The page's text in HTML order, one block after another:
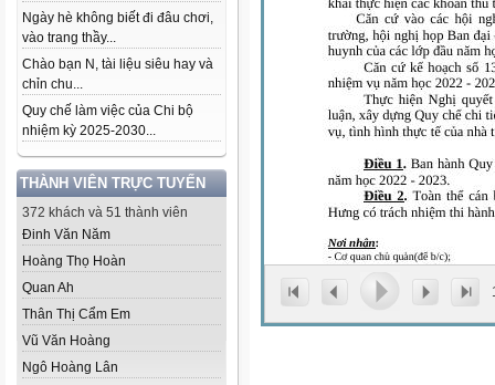
Ngày hè không biết đi đâu chơi,
vào trang thầy...
Chào bạn N, tài liệu siêu hay và
chỉn chu...
Quy chế làm việc của Chi bộ
nhiệm kỳ 2025-2030...
THÀNH VIÊN TRỰC TUYẾN
372 khách và 51 thành viên
Đinh Văn Năm
Hoàng Thọ Hoàn
Quan Ah
Thân Thị Cẩm Em
Vũ Văn Hoàng
Ngô Hoàng Lân